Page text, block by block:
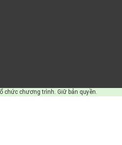
chương trình. Giữ bản quyền.